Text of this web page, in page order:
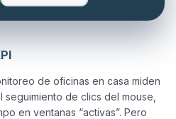
de oficinas en casa miden
de clics del mouse,
en ventanas “activas”. Pero